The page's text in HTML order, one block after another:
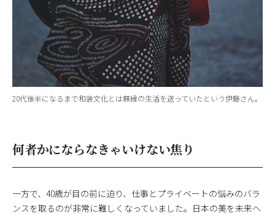
20代後半になるまで和装文化とは無縁の生活を送っていたという伊藤さん。
何者かにならなきゃいけない焦り
一方で、40歳が目の前に迫り、仕事とプライベートの悩みのバラ
ンスを取るのが非常に難しくなっていました。日本の美を未来へ